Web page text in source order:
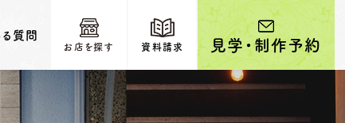
る質問
お店を探す 資料請求 見学・制作予約